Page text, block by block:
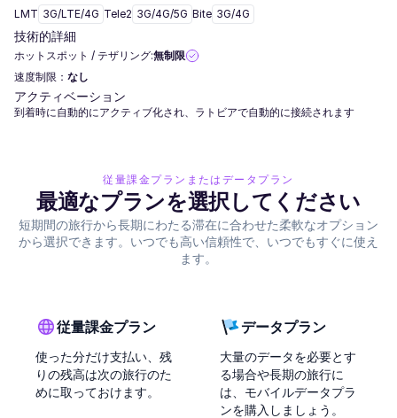
LMT 3G/LTE/4G Tele2 3G/4G/5G Bite 3G/4G
技術的詳細
ホットスポット / テザリング:無制限
速度制限： なし
アクティベーション
到着時に自動的にアクティブ化され、ラトビアで自動的に接続されます
従量課金プランまたはデータプラン
最適なプランを選択してください
短期間の旅行から長期にわたる滞在に合わせた柔軟なオプション
から選択できます。いつでも高い信頼性で、いつでもすぐに使え
ます。
従量課金プラン
使った分だけ支払い、残
りの残高は次の旅行のた
めに取っておけます。
データプラン
大量のデータを必要とす
る場合や長期の旅行に
は、モバイルデータプラ
ンを購入しましょう。